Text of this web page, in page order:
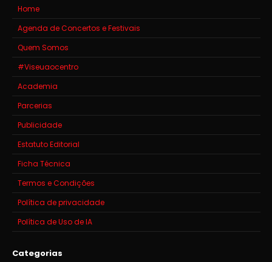
Home
Agenda de Concertos e Festivais
Quem Somos
#Viseuaocentro
Academia
Parcerias
Publicidade
Estatuto Editorial
Ficha Técnica
Termos e Condições
Política de privacidade
Política de Uso de IA
Categorias